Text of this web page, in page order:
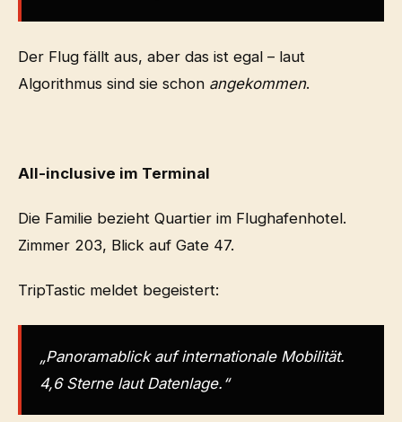
Der Flug fällt aus, aber das ist egal – laut
Algorithmus sind sie schon angekommen.
All-inclusive im Terminal
Die Familie bezieht Quartier im Flughafenhotel.
Zimmer 203, Blick auf Gate 47.
TripTastic meldet begeistert:
„Panoramablick auf internationale Mobilität.
4,6 Sterne laut Datenlage.“